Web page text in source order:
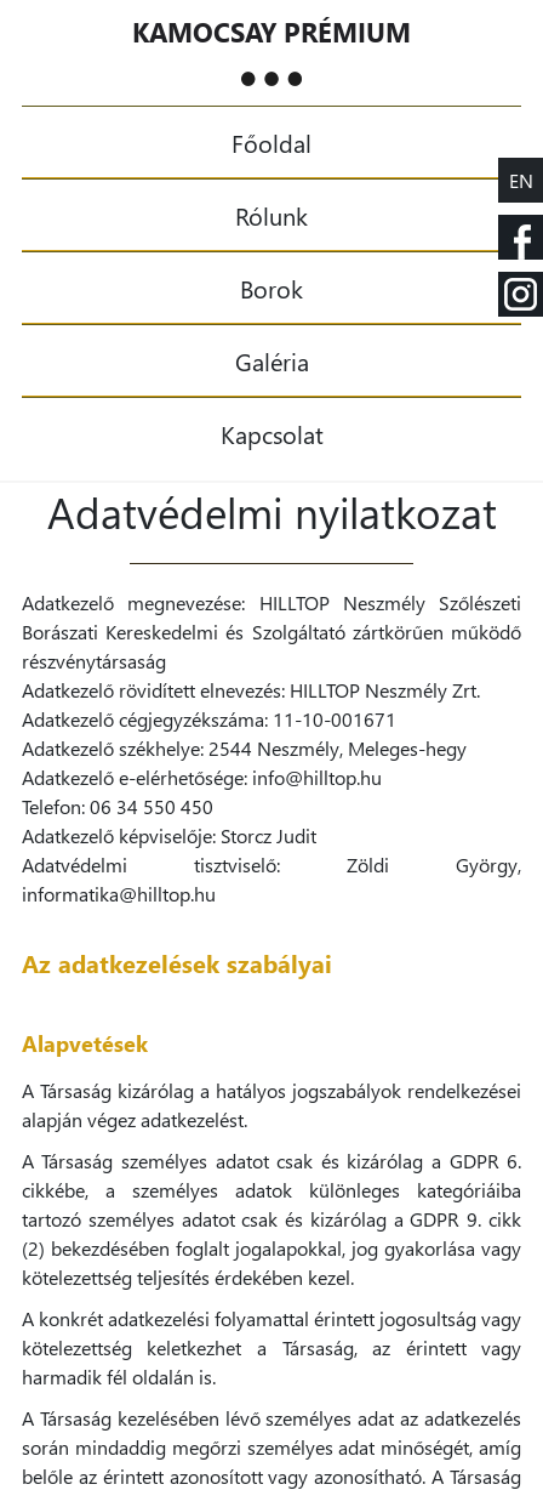
EN
KAMOCSAY PRÉMIUM
Főoldal
Rólunk
Borok
Galéria
Kapcsolat
Adatvédelmi nyilatkozat
Adatkezelő megnevezése: HILLTOP Neszmély Szőlészeti
Borászati Kereskedelmi és Szolgáltató zártkörűen működő
részvénytársaság
Adatkezelő rövidített elnevezés: HILLTOP Neszmély Zrt.
Adatkezelő cégjegyzékszáma: 11-10-001671
Adatkezelő székhelye: 2544 Neszmély, Meleges-hegy
Adatkezelő e-elérhetősége: info@hilltop.hu
Telefon: 06 34 550 450
Adatkezelő képviselője: Storcz Judit
Adatvédelmi tisztviselő: Zöldi György,
informatika@hilltop.hu
Az adatkezelések szabályai
Alapvetések
A Társaság kizárólag a hatályos jogszabályok rendelkezései
alapján végez adatkezelést.
A Társaság személyes adatot csak és kizárólag a GDPR 6.
cikkébe, a személyes adatok különleges kategóriáiba
tartozó személyes adatot csak és kizárólag a GDPR 9. cikk
(2) bekezdésében foglalt jogalapokkal, jog gyakorlása vagy
kötelezettség teljesítés érdekében kezel.
A konkrét adatkezelési folyamattal érintett jogosultság vagy
kötelezettség keletkezhet a Társaság, az érintett vagy
harmadik fél oldalán is.
A Társaság kezelésében lévő személyes adat az adatkezelés
során mindaddig megőrzi személyes adat minőségét, amíg
belőle az érintett azonosított vagy azonosítható. A Társaság